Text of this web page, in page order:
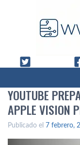
YOUTUBE
APPLE VISION
Publicado el 7 febrero,